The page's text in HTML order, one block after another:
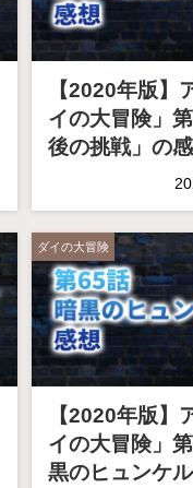
【2020年版】
イの大冒険」
後の挑戦」の
ダイの大冒険
【2020年版】
イの大冒険」
黒のヒュンケ